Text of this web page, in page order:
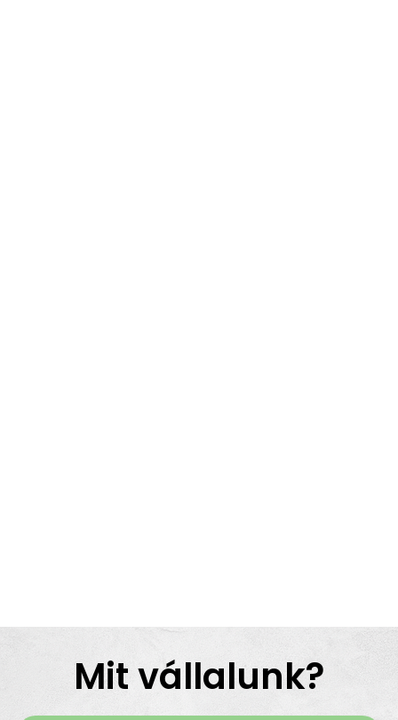
Mit vállalunk?